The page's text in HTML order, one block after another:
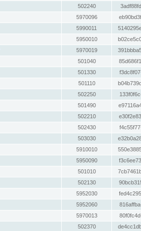
502240
5970096
5990011
5950010
5970019
501040
501330
501110
502250
501490
502210
502430
503030
5910010
5950090
501010
502130
5952030
5952060
5970013
502370